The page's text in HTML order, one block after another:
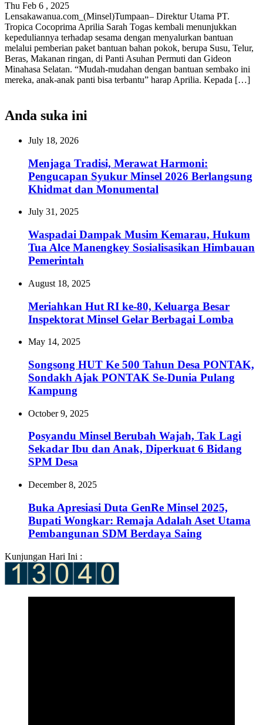
Thu Feb 6 , 2025
Lensakawanua.com_(Minsel)Tumpaan– Direktur Utama PT.
Tropica Cocoprima Aprilia Sarah Togas kembali menunjukkan
kepeduliannya terhadap sesama dengan menyalurkan bantuan
melalui pemberian paket bantuan bahan pokok, berupa Susu, Telur,
Beras, Makanan ringan, di Panti Asuhan Permuti dan Gideon
Minahasa Selatan. “Mudah-mudahan dengan bantuan sembako ini
mereka, anak-anak panti bisa terbantu” harap Aprilia. Kepada […]
Anda suka ini
July 18, 2026
Menjaga Tradisi, Merawat Harmoni:
Pengucapan Syukur Minsel 2026 Berlangsung
Khidmat dan Monumental
July 31, 2025
Waspadai Dampak Musim Kemarau, Hukum
Tua Alce Manengkey Sosialisasikan Himbauan
Pemerintah
August 18, 2025
Meriahkan Hut RI ke-80, Keluarga Besar
Inspektorat Minsel Gelar Berbagai Lomba
May 14, 2025
Songsong HUT Ke 500 Tahun Desa PONTAK,
Sondakh Ajak PONTAK Se-Dunia Pulang
Kampung
October 9, 2025
Posyandu Minsel Berubah Wajah, Tak Lagi
Sekadar Ibu dan Anak, Diperkuat 6 Bidang
SPM Desa
December 8, 2025
Buka Apresiasi Duta GenRe Minsel 2025,
Bupati Wongkar: Remaja Adalah Aset Utama
Pembangunan SDM Berdaya Saing
Kunjungan Hari Ini :